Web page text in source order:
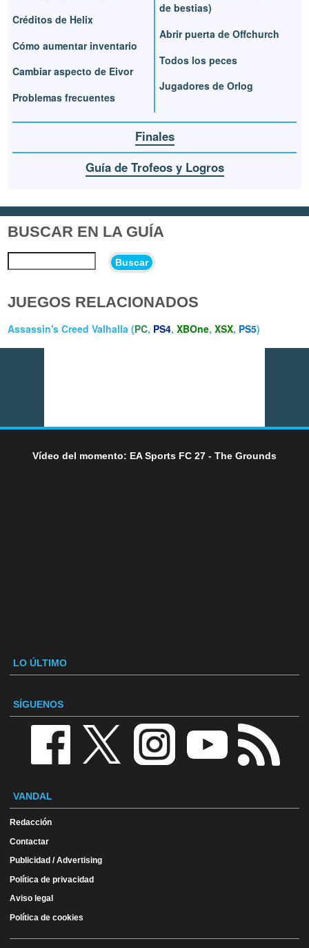
Créditos de Helix
Cómo aumentar inventario
Cambiar aspecto de Eivor
Problemas frecuentes
de bestias)
Abrir puerta de Offchurch
Todos los peces
Jugadores de Orlog
Finales
Guía de Trofeos y Logros
BUSCAR EN LA GUÍA
Buscar
JUEGOS RELACIONADOS
Assassin's Creed Valhalla (PC, PS4,XBOne,XSX, PS5)
Vídeo del momento: EA Sports FC 27 - The Grounds
LO ÚLTIMO
SÍGUENOS
VANDAL
Redacción
Contactar
Publicidad / Advertising
Política de privacidad
Aviso legal
Política de cookies